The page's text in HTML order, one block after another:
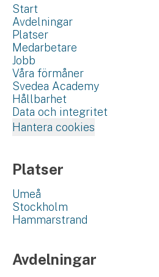
Start
Avdelningar
Platser
Medarbetare
Jobb
Våra förmåner
Svedea Academy
Hållbarhet
Data och integritet
Hantera cookies
Platser
Umeå
Stockholm
Hammarstrand
Avdelningar